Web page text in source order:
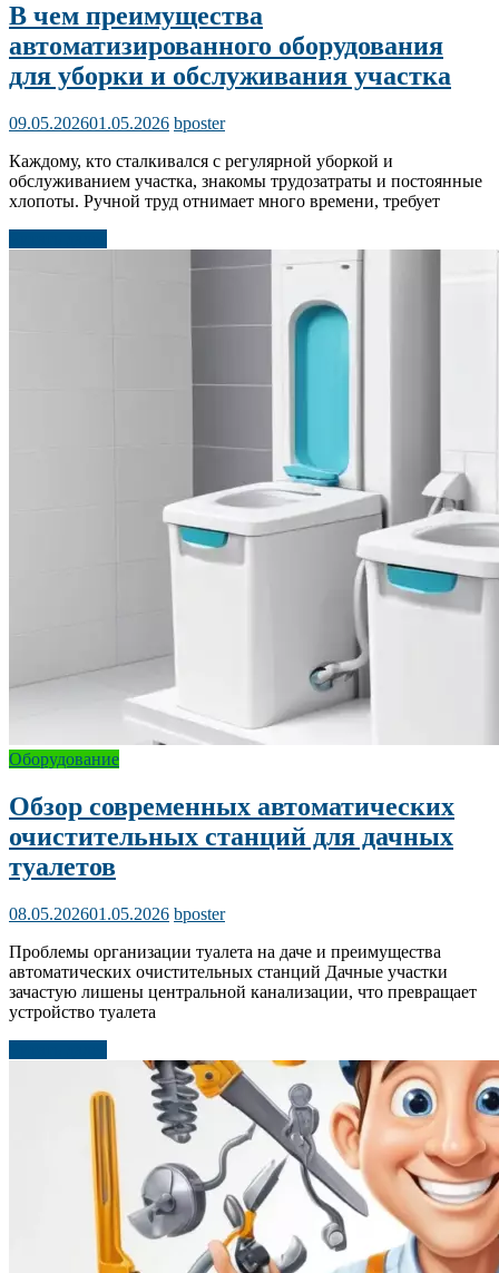
В чем преимущества
автоматизированного оборудования
для уборки и обслуживания участка
09.05.202601.05.2026 bposter
Каждому, кто сталкивался с регулярной уборкой и
обслуживанием участка, знакомы трудозатраты и постоянные
хлопоты. Ручной труд отнимает много времени, требует
Оборудование
Обзор современных автоматических
очистительных станций для дачных
туалетов
08.05.202601.05.2026 bposter
Проблемы организации туалета на даче и преимущества
автоматических очистительных станций Дачные участки
зачастую лишены центральной канализации, что превращает
устройство туалета